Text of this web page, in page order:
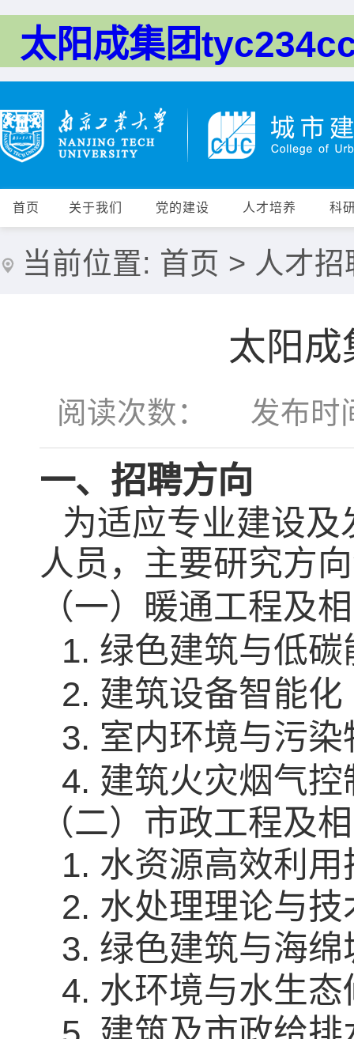
太阳成集团
首页 关于我们 党的建设 人才培养 科
当前位置: 首页 > 人才招
太阳
阅读次数： 发布时
一、招聘方向
为适应专业建设
人员，主要研究方
（一）暖通工程及
1. 绿色建筑与低碳
2. 建筑设备智能
3. 室内环境与污染
4. 建筑火灾烟气控
（二）市政工程及
1. 水资源高效利用
2. 水处理理论与技
3. 绿色建筑与海绵
4. 水环境与水生态